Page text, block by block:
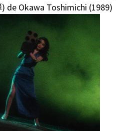
de Okawa Toshimichi (1989)